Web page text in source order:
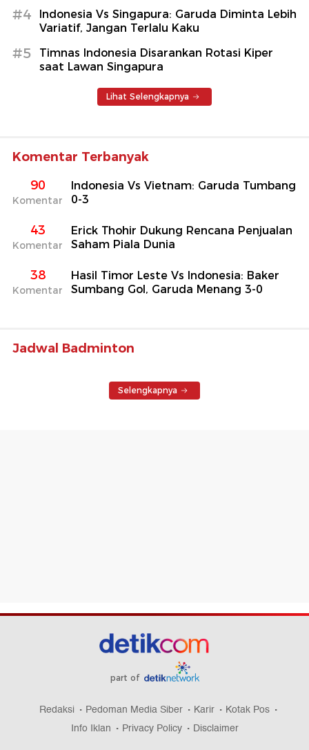
#4
Indonesia Vs Singapura: Garuda Diminta Lebih
Variatif, Jangan Terlalu Kaku
#5
Timnas Indonesia Disarankan Rotasi Kiper
saat Lawan Singapura
Lihat Selengkapnya
Komentar Terbanyak
90
Komentar
Indonesia Vs Vietnam: Garuda Tumbang
0-3
43
Komentar
Erick Thohir Dukung Rencana Penjualan
Saham Piala Dunia
38
Komentar
Hasil Timor Leste Vs Indonesia: Baker
Sumbang Gol, Garuda Menang 3-0
Jadwal Badminton
Selengkapnya
part of
Redaksi Pedoman Media Siber Karir
Kotak Pos
Info Iklan
Privacy Policy Disclaimer